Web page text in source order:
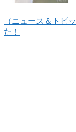
（ニュース＆トピ
た！